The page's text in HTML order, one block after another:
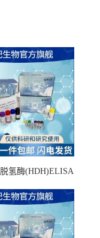
氢酶(HDH)ELISA